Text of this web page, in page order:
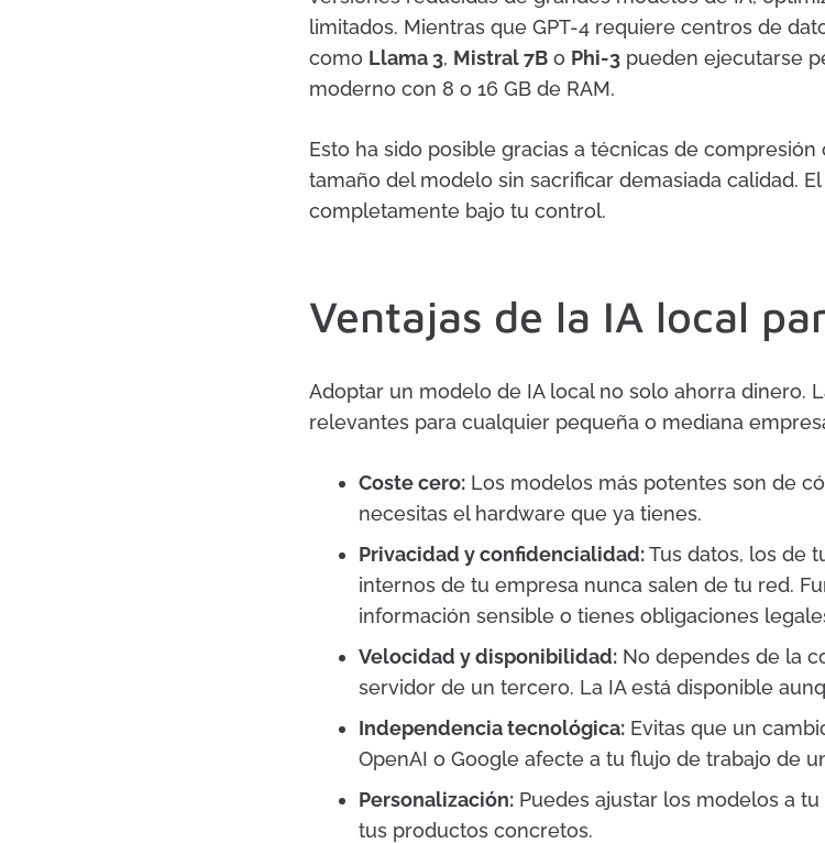
limitados. Mientras que GPT-4 requiere centros de
como Llama 3, Mistral 7Bo Phi-3pueden ejecutarse
moderno con 8 o 16 GB de RAM.
Esto ha sido posible gracias a técnicas de compresión
tamaño del modelo sin sacrificar demasiada calidad.
completamente bajo tu control.
Ventajas de la IA local
Adoptar un modelo de IA local no solo ahorra dinero.
relevantes para cualquier pequeña o mediana
Coste cero:Los modelos más potentes son de
necesitas el hardware que ya tienes.
Privacidad y confidencialidad:Tus datos, los de
internos de tu empresa nunca salen de tu red.
información sensible o tienes obligaciones
Velocidad y disponibilidad:No dependes de la
servidor de un tercero. La IA está disponible
Independencia tecnológica:Evitas que un
OpenAI o Google afecte a tu flujo de trabajo de
Personalización:Puedes ajustar los modelos a
tus productos concretos.